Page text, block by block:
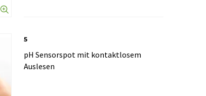
5
pH Sensorspot mit kontaktlosem
Auslesen